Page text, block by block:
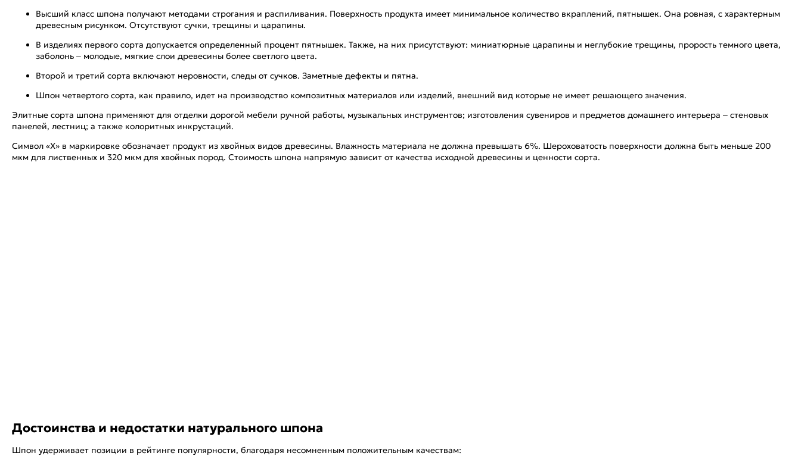
Высший класс шпона получают методами строгания и распиливания. Поверхность продукта имеет минимальное количество вкраплений, пятнышек. Она ровная, с характерным
древесным рисунком. Отсутствуют сучки, трещины и царапины.
В изделиях первого сорта допускается определенный процент пятнышек. Также, на них присутствуют: миниатюрные царапины и неглубокие трещины, прорость темного цвета,
заболонь – молодые, мягкие слои древесины более светлого цвета.
Второй и третий сорта включают неровности, следы от сучков. Заметные дефекты и пятна.
Шпон четвертого сорта, как правило, идет на производство композитных материалов или изделий, внешний вид которые не имеет решающего значения.
Элитные сорта шпона применяют для отделки дорогой мебели ручной работы, музыкальных инструментов; изготовления сувениров и предметов домашнего интерьера – стеновых
панелей, лестниц; а также колоритных инкрустаций.
Символ «Х» в маркировке обозначает продукт из хвойных видов древесины. Влажность материала не должна превышать 6%. Шероховатость поверхности должна быть меньше 200
мкм для лиственных и 320 мкм для хвойных пород. Стоимость шпона напрямую зависит от качества исходной древесины и ценности сорта.
Достоинства и недостатки натурального шпона
Шпон удерживает позиции в рейтинге популярности, благодаря несомненным положительным качествам: